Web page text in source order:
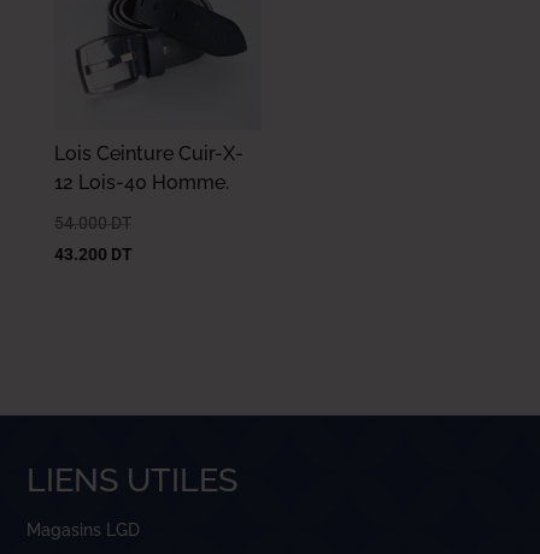
Lois Ceinture Cuir-X-
12 Lois-40 Homme.
54.000 DT
43.200 DT
LIENS UTILES
Magasins LGD